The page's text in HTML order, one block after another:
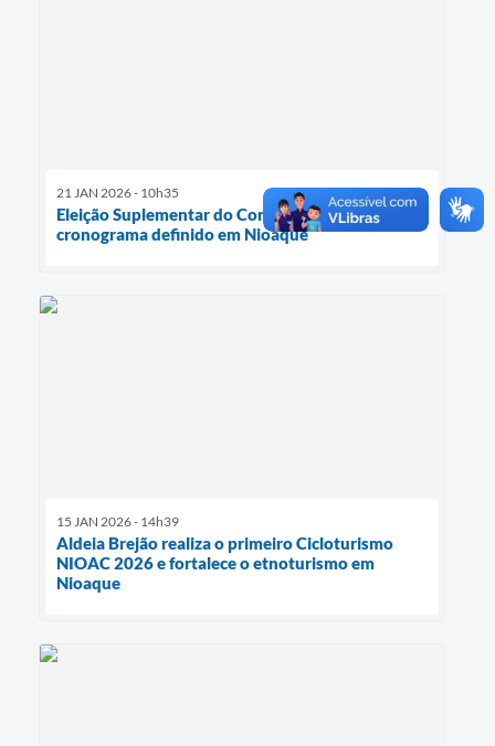
21 JAN 2026 - 10h35
Eleição Suplementar do Conselho Tutelar tem
cronograma definido em Nioaque
15 JAN 2026 - 14h39
Aldeia Brejão realiza o primeiro Cicloturismo
NIOAC 2026 e fortalece o etnoturismo em
Nioaque